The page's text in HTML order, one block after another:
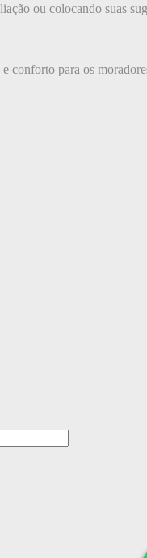
ou colocando suas
conforto para os